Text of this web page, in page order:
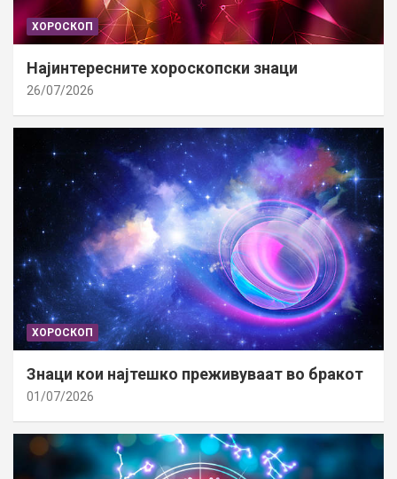
ХОРОСКОП
Најинтересните хороскопски знаци
26/07/2026
ХОРОСКОП
Знаци кои најтешко преживуваат во бракот
01/07/2026